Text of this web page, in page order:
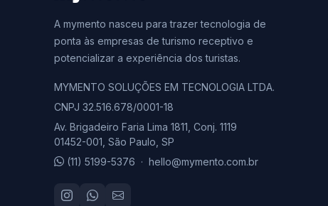
A mymento nasceu para trazer tecnologia de
ponta às empresas de turismo receptivo e
potencializar a experiência dos turistas.
MYMENTO SOLUÇÕES EM TECNOLOGIA LTDA.
CNPJ 32.516.678/0001-18
Av. Brigadeiro Faria Lima 1811, Conj. 1119
01452-001, São Paulo, SP
(11) 5199-5376 · hello@mymento.com.br